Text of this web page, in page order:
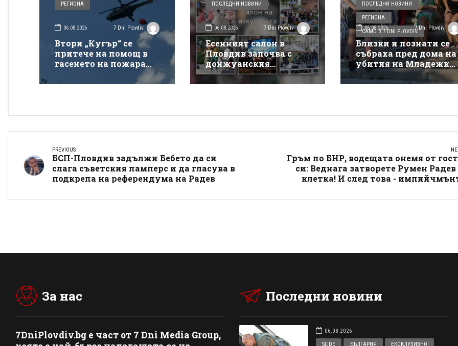
РЕГИОНА
06.08.2026 7 Dni Plovdiv
Втори „Кугър“ се
притече на помощ в
гасенето на пожара
покрай магистрала
„Тракия“
ПОСЛЕДНИ НОВИНИ
06.08.2026 7 Dni Plovdiv
Есенният салон в
Пловдив започва с
донжуанския
спектакъл на Деян
Донков
ПОСЛЕДНИ НОВИНИ
РЕГИОНА
САМО В 7 DNI PLOVDIV
06.08.2026 7 Dni Plovdiv
Близки и познати се
събраха пред дома на
убития на Младежки
хълм: Не е педофил,
търсеше си
PREVIOUS
БСП-Пловдив задължи Бебето да си
слага съветския памперс и да гласува в
подкрепа на референдума на Радев
Гръм по БНР, водещата онемя от
си: Веднага затворете Румен Радев
клетка! И след това -
За нас
7DniPlovdiv.bg e част от 7 Dni Media Group,
Последни новини
06.08.2026
SLIDE
БЪЛГАРИЯ ЕКСКЛУЗИВНО